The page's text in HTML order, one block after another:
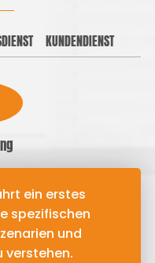
KUNDENDIENST
ein erstes
spezifischen
und
verstehen.